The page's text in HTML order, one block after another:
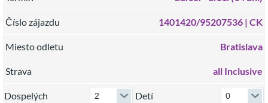
Číslo zájazdu 1401420/95207536 | CK
Miesto odletu Bratislava
Strava all Inclusive
Dospelých Detí